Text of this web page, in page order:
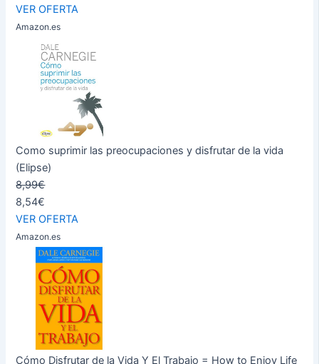
VER OFERTA
Amazon.es
Como suprimir las preocupaciones y disfrutar de la vida
(Elipse)
8,99€
8,54€
VER OFERTA
Amazon.es
Cómo Disfrutar de la Vida Y El Trabajo = How to Enjoy Life